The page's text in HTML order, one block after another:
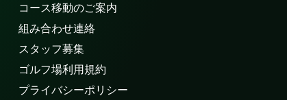
コース移動のご案内
組み合わせ連絡
スタッフ募集
ゴルフ場利用規約
プライバシーポリシー